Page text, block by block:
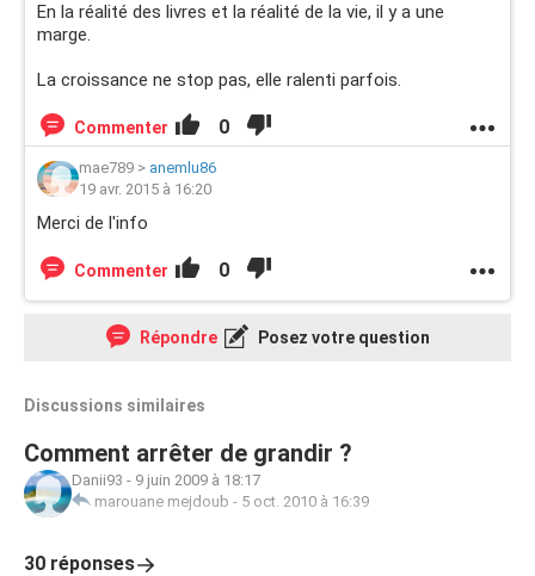
En la réalité des livres et la réalité de la vie, il y a une
marge.
La croissance ne stop pas, elle ralenti parfois.
Commenter 0
mae789 > anemlu86
19 avr. 2015 à 16:20
Merci de l'info
Commenter 0
Répondre Posez votre question
Discussions similaires
Comment arrêter de grandir ?
Danii93 - 9 juin 2009 à 18:17
marouane mejdoub - 5 oct. 2010 à 16:39
30 réponses